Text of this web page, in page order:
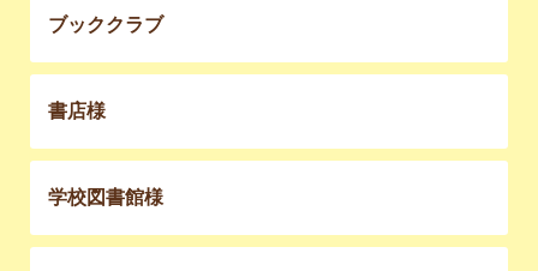
ブッククラブ
書店様
学校図書館様